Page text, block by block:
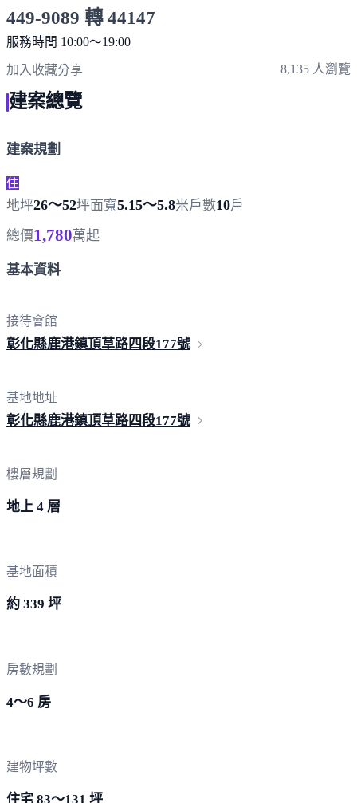
449-9089 轉 44147
服務時間 10:00～19:00
點擊上方掃描 QR Code 可快速撥打
加入收藏分享 8,135 人瀏覽
建案總覽
建案規劃
住
地坪26～52坪面寬5.15～5.8米戶數10戶
總價1,780萬起
基本資料
接待會館
彰化縣鹿港鎮頂草路四段177號
基地地址
彰化縣鹿港鎮頂草路四段177號
樓層規劃
地上 4 層
基地面積
約 339 坪
房數規劃
4～6 房
建物坪數
住宅 83～131 坪